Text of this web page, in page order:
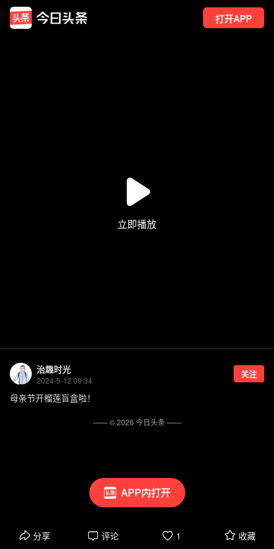
打开APP
APP内打开
治趣时光
2024-5-12 09:34
关注
母亲节开榴莲盲盒啦！
分享 评论 1 收藏
—— ©2026 今日头条——